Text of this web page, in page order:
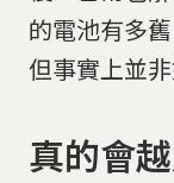
的電池有多
但事實上並非
真的會